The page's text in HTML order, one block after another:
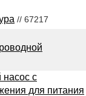
// 67217
с
для питания